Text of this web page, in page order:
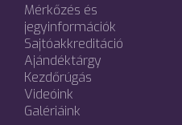
Mérkőzés és
jegyinformációk
Sajtóakkreditáció
Ajándéktárgy
Kezdőrúgás
Videóink
Galériáink